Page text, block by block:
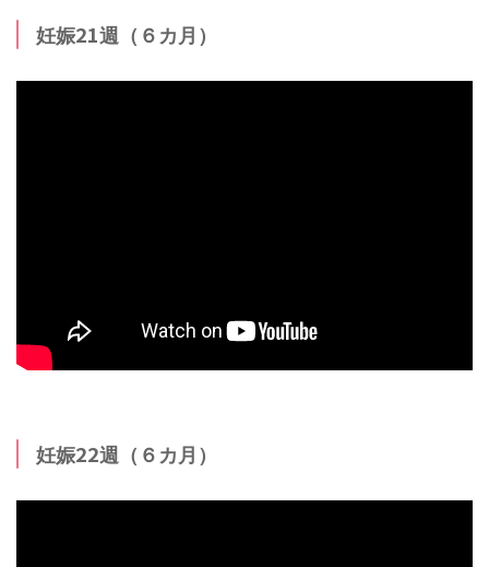
妊娠21週（６カ月）
妊娠22週（６カ月）